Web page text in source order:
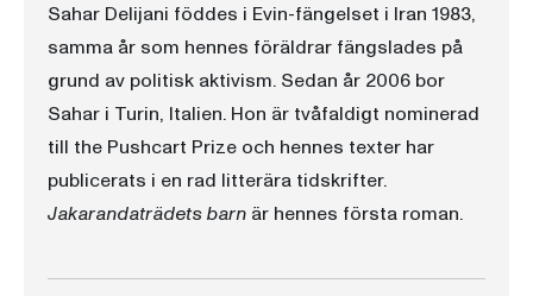
Sahar Delijani föddes i Evin-fängelset i Iran 1983,
samma år som hennes föräldrar fängslades på
grund av politisk aktivism. Sedan år 2006 bor
Sahar i Turin, Italien. Hon är tvåfaldigt nominerad
till the Pushcart Prize och hennes texter har
publicerats i en rad litterära tidskrifter.
Jakarandaträdets barn är hennes första roman.